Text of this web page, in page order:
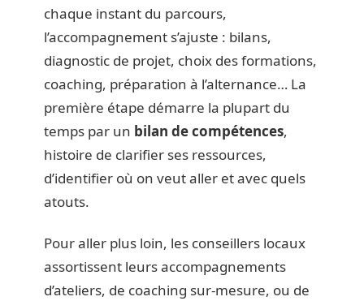
chaque instant du parcours,
l’accompagnement s’ajuste : bilans,
diagnostic de projet, choix des formations,
coaching, préparation à l’alternance… La
première étape démarre la plupart du
temps par un bilan de compétences,
histoire de clarifier ses ressources,
d’identifier où on veut aller et avec quels
atouts.
Pour aller plus loin, les conseillers locaux
assortissent leurs accompagnements
d’ateliers, de coaching sur-mesure, ou de